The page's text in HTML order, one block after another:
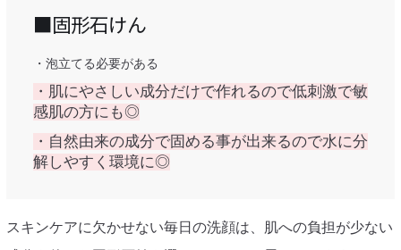
■固形石けん
・泡立てる必要がある
・肌にやさしい成分だけで作れるので低刺激で敏
感肌の方にも◎
・自然由来の成分で固める事が出来るので水に分
解しやすく環境に◎
スキンケアに欠かせない毎日の洗顔は、肌への負担が少ない